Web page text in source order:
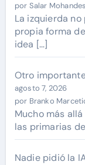
por Salar
La izquierda
propia forma
idea […]
Otro
agosto 7, 2026
por Branko
Mucho más
las primarias
Nadie pidió la